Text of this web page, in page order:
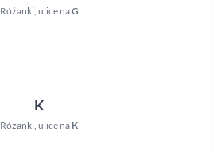
Różanki, ulice naG
K
Różanki, ulice na K